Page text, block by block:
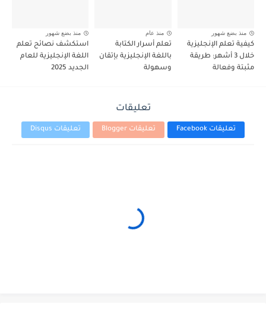
منذ بضع شهور
كيفية تعلم الإنجليزية
خلال 3 أشهر: طريقة
مثبتة وفعالة
منذ عام
تعلم أسرار الكتابة
باللغة الإنجليزية بإتقان
وسهولة
منذ بضع شهور
استكشف نصائح تعلم
اللغة الإنجليزية للعام
الجديد 2025
تعليقات
تعليقات Facebook تعليقات Blogger تعليقات Disqus